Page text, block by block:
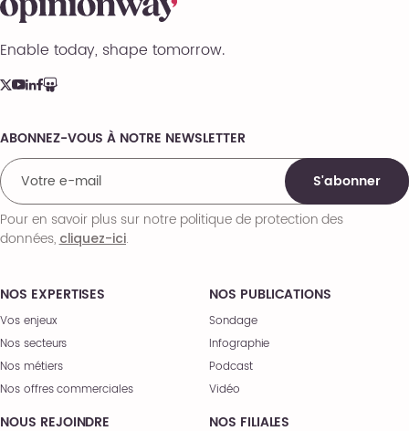
Enable today, shape tomorrow.
NOS EXPERTISES
Vos enjeux
Nos secteurs
Nos métiers
Nos offres commerciales
NOS PUBLICATIONS
Sondage
Infographie
Podcast
Vidéo
NOUS REJOINDRE NOS FILIALES
Comments
ABONNEZ-VOUS À NOTRE NEWSLETTER
S'abonner
Pour en savoir plus sur notre politique de protection des
données,cliquez-ici.